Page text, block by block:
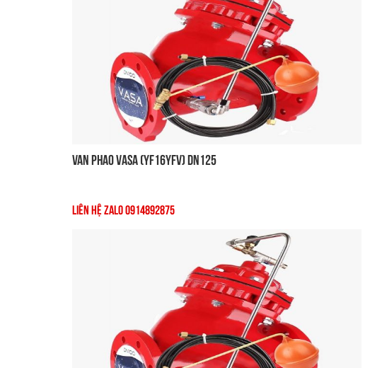
Van Phao VASA (YF16YFV) DN125
Liên Hệ Zalo 0914892875